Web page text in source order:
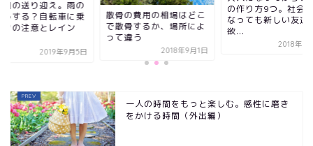
の費用の相場はどこ
するか、場所によ
2018年9月1日
の作り方9つ。社会人に
なっても新しい友達が
欲...
保育園の送り迎え。
日どうする？自転車
るときの注意とレイ
コ...
一人の時間をもっと楽しむ。感性に磨き
をかける時間（外出編）